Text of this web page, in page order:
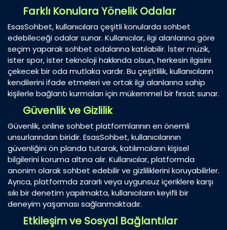
Farklı Konulara Yönelik Odalar
EsasSohbet, kullanıcılara çeşitli konularda sohbet
edebileceği odalar sunar. Kullanıcılar, ilgi alanlarına göre
seçim yaparak sohbet odalarına katılabilir. İster müzik,
ister spor, ister teknoloji hakkında olsun, herkesin ilgisini
çekecek bir oda mutlaka vardır. Bu çeşitlilik, kullanıcıların
kendilerini ifade etmeleri ve ortak ilgi alanlarına sahip
kişilerle bağlantı kurmaları için mükemmel bir fırsat sunar.
Güvenlik ve Gizlilik
Güvenlik, online sohbet platformlarının en önemli
unsurlarından biridir. EsasSohbet, kullanıcılarının
güvenliğini ön planda tutarak, katılımcıların kişisel
bilgilerini koruma altına alır. Kullanıcılar, platformda
anonim olarak sohbet edebilir ve gizliliklerini koruyabilirler.
Ayrıca, platformda zararlı veya uygunsuz içeriklere karşı
sıkı bir denetim yapılmakta, kullanıcıların keyifli bir
deneyim yaşaması sağlanmaktadır.
Etkileşim ve Sosyal Bağlantılar